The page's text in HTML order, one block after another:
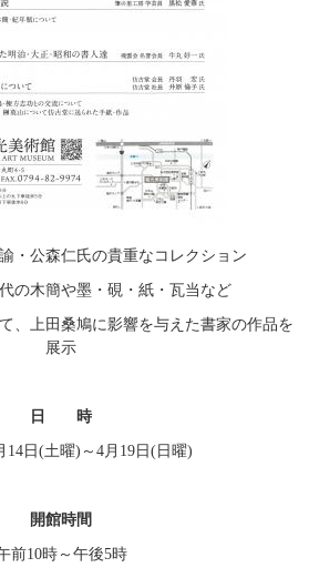
・公森仁氏の貴重なコレクション
の木簡や墨・硯・紙・瓦当など
、上田桑鳩に影響を与えた書家の作品を
展示
日　　時
14日(土曜)～4月19日(日曜)
開館時間
前10時～午後5時